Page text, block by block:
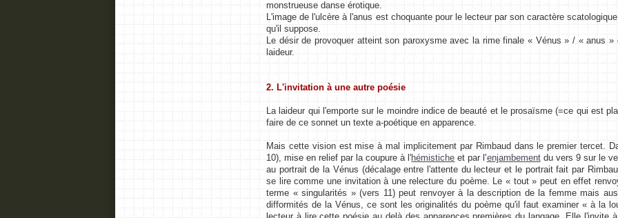
monstrueuse danse érotique.
L'image de l'ulcère à l'anus est choquante pour le lecteur par son caractère
qu'il suppose.
Le désir de provoquer atteint son paroxysme avec la rime finale « Vénus » / « anus
laideur.
2. L'invitation à une autre poésie
La laideur qui l'emporte sur le moindre indice de beauté et le prosaïsme (=ce qui est
faire de ce sonnet un texte a-poétique en apparence.
Mais cette vision est mise à mal implicitement par Rimbaud dans le premier tercet.
10), mise en relief par la coupure à l'hémistiche et par l'enjambementdu vers 9 sur le
au portrait de la Vénus (décalage entre l'attente du lecteur et le portrait fait par
se lire comme une invitation à une relecture du poème. Le « tout » peut en effet
terme « singularités » (vers 11) peut renvoyer à la description de la femme mais
difformités de la Vénus, ce sont les originalités du poème qu'il faut examiner « à la